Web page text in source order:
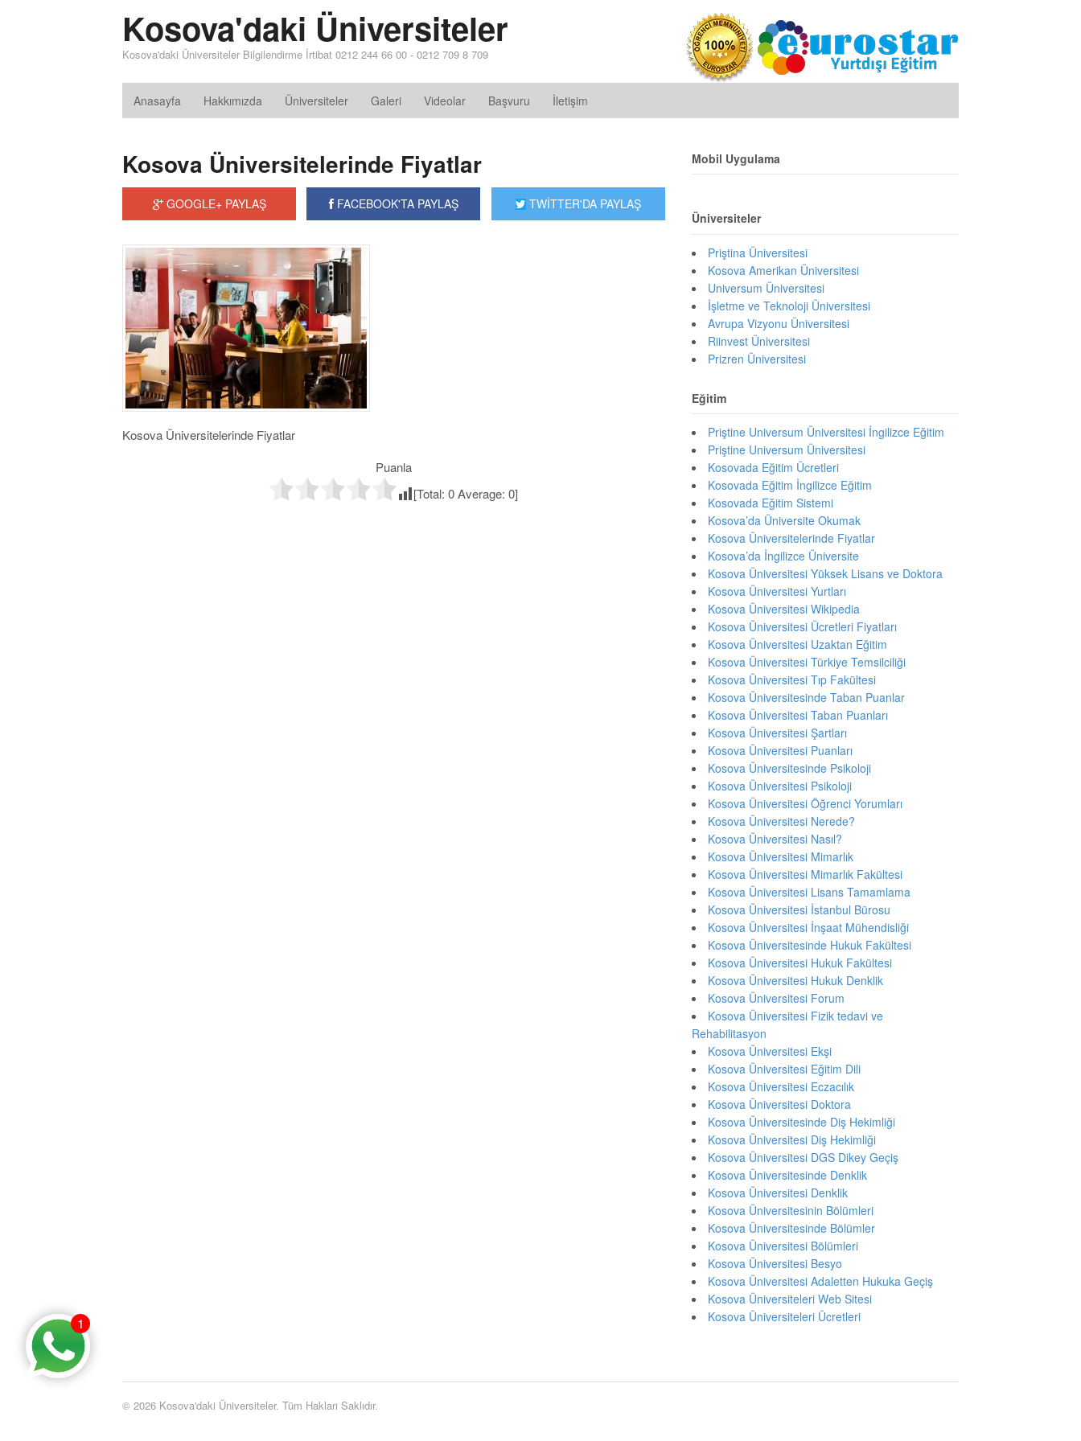
Kosova'daki Üniversiteler
Kosova'daki Üniversiteler Bilgilendirme İrtibat 0212 244 66 00 - 0212 709 8 709
Anasayfa Hakkımızda Üniversiteler Galeri Videolar Başvuru İletişim
Kosova Üniversitelerinde Fiyatlar
GOOGLE+ PAYLAŞ FACEBOOK'TA PAYLAŞ TWİTTER'DA PAYLAŞ
Kosova Üniversitelerinde Fiyatlar
Puanla
[Total:0Average:0]
Mobil Uygulama
Üniversiteler
Priştina Üniversitesi
Kosova Amerikan Üniversitesi
Universum Üniversitesi
İşletme ve Teknoloji Üniversitesi
Avrupa Vizyonu Üniversitesi
Riinvest Üniversitesi
Prizren Üniversitesi
Eğitim
Priştine Universum Üniversitesi İngilizce Eğitim
Priştine Universum Üniversitesi
Kosovada Eğitim Ücretleri
Kosovada Eğitim İngilizce Eğitim
Kosovada Eğitim Sistemi
Kosova’da Üniversite Okumak
Kosova Üniversitelerinde Fiyatlar
Kosova’da İngilizce Üniversite
Kosova Üniversitesi Yüksek Lisans ve Doktora
Kosova Üniversitesi Yurtları
Kosova Üniversitesi Wikipedia
Kosova Üniversitesi Ücretleri Fiyatları
Kosova Üniversitesi Uzaktan Eğitim
Kosova Üniversitesi Türkiye Temsilciliği
Kosova Üniversitesi Tıp Fakültesi
Kosova Üniversitesinde Taban Puanlar
Kosova Üniversitesi Taban Puanları
Kosova Üniversitesi Şartları
Kosova Üniversitesi Puanları
Kosova Üniversitesinde Psikoloji
Kosova Üniversitesi Psikoloji
Kosova Üniversitesi Öğrenci Yorumları
Kosova Üniversitesi Nerede?
Kosova Üniversitesi Nasıl?
Kosova Üniversitesi Mimarlık
Kosova Üniversitesi Mimarlık Fakültesi
Kosova Üniversitesi Lisans Tamamlama
Kosova Üniversitesi İstanbul Bürosu
Kosova Üniversitesi İnşaat Mühendisliği
Kosova Üniversitesinde Hukuk Fakültesi
Kosova Üniversitesi Hukuk Fakültesi
Kosova Üniversitesi Hukuk Denklik
Kosova Üniversitesi Forum
Kosova Üniversitesi Fizik tedavi ve
Rehabilitasyon
Kosova Üniversitesi Ekşi
Kosova Üniversitesi Eğitim Dili
Kosova Üniversitesi Eczacılık
Kosova Üniversitesi Doktora
Kosova Üniversitesinde Diş Hekimliği
Kosova Üniversitesi Diş Hekimliği
Kosova Üniversitesi DGS Dikey Geçiş
Kosova Üniversitesinde Denklik
Kosova Üniversitesi Denklik
Kosova Üniversitesinin Bölümleri
Kosova Üniversitesinde Bölümler
Kosova Üniversitesi Bölümleri
Kosova Üniversitesi Besyo
Kosova Üniversitesi Adaletten Hukuka Geçiş
Kosova Üniversiteleri Web Sitesi
Kosova Üniversiteleri Ücretleri
© 2026 Kosova'daki Üniversiteler. Tüm Hakları Saklıdır.
1